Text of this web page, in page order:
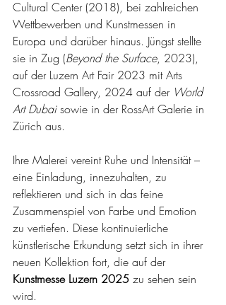
Cultural Center (2018), bei zahlreichen
Wettbewerben und Kunstmessen in
Europa und darüber hinaus. Jüngst stellte
sie in Zug (Beyond the Surface, 2023),
auf der Luzern Art Fair 2023 mit Arts
Crossroad Gallery, 2024 auf der World
Art Dubai sowie in der RossArt Galerie in
Zürich aus.
Ihre Malerei vereint Ruhe und Intensität –
eine Einladung, innezuhalten, zu
reflektieren und sich in das feine
Zusammenspiel von Farbe und Emotion
zu vertiefen. Diese kontinuierliche
künstlerische Erkundung setzt sich in ihrer
neuen Kollektion fort, die auf der
Kunstmesse Luzern 2025 zu sehen sein
wird.